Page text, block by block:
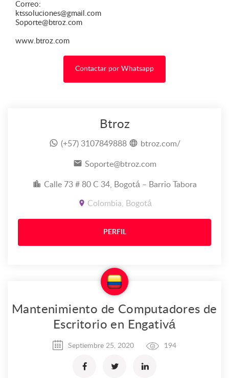
Correo:
ktssoluciones@gmail.com
Soporte@btroz.com
www.btroz.com
Contactar por Whatsapp
Btroz
(+57) 3107849888 btroz.com/
Soporte@btroz.com
Calle 73 # 80 C 34, Bogotá – Barrio Tabora
Colombia, Bogotá
PERFIL
Mantenimiento de Computadores de
Escritorio en Engativá
Septiembre 25, 2020 194